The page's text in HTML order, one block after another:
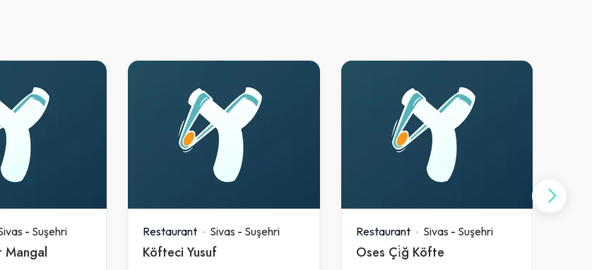
- Suşehri
Mangal
Restaurant Sivas - Suşehri
Köfteci Yusuf
Restaurant Sivas - Suşehri
Oses Çi̇ğ Köfte